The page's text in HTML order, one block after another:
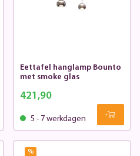
Eettafel hanglamp Bounto
met smoke glas
421,90
5 - 7 werkdagen
%